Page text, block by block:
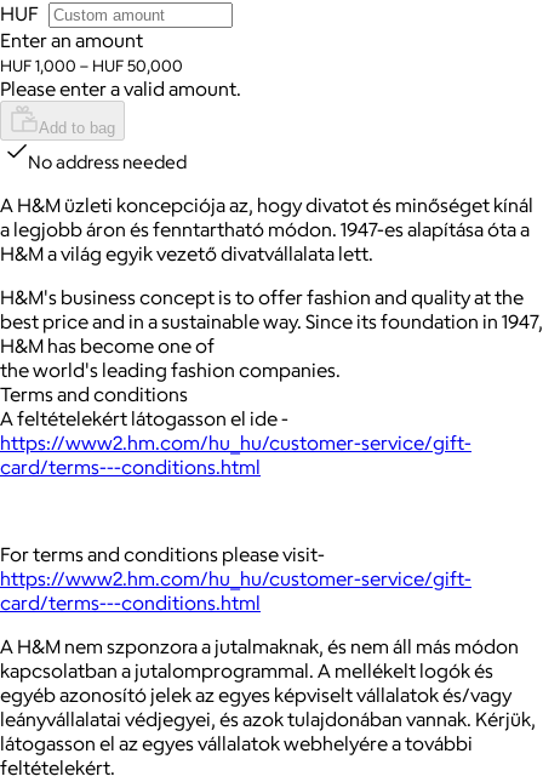
HUF
Enter an amount
HUF 1,000 – HUF 50,000
Please enter a valid amount.
Add to bag
No address needed
A H&M üzleti koncepciója az, hogy divatot és minőséget kínál
a legjobb áron és fenntartható módon. 1947-es alapítása óta a
H&M a világ egyik vezető divatvállalata lett.
H&M's business concept is to offer fashion and quality at the
best price and in a sustainable way. Since its foundation in 1947,
H&M has become one of
the world's leading fashion companies.
Terms and conditions
A feltételekért látogasson el ide -
https://www2.hm.com/hu_hu/customer-service/gift-
card/terms---conditions.html
For terms and conditions please visit-
https://www2.hm.com/hu_hu/customer-service/gift-
card/terms---conditions.html
A H&M nem szponzora a jutalmaknak, és nem áll más módon
kapcsolatban a jutalomprogrammal. A mellékelt logók és
egyéb azonosító jelek az egyes képviselt vállalatok és/vagy
leányvállalatai védjegyei, és azok tulajdonában vannak. Kérjük,
látogasson el az egyes vállalatok webhelyére a további
feltételekért.